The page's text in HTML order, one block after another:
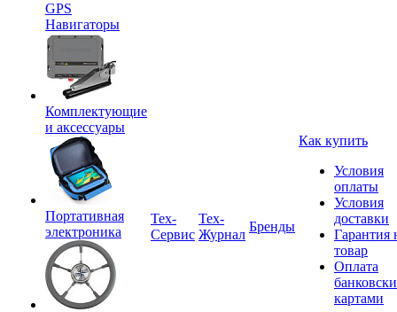
GPS
Навигаторы
Комплектующие
и аксессуары
Портативная
электроника
Tex-
Сервис
Тех-
Журнал
Бренды
Как купить
Условия
оплаты
Условия
доставки
Гарантия
товар
Оплата
картами